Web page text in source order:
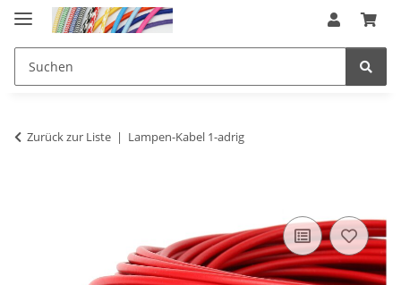
Zurück zur Liste Lampen-Kabel 1-adrig